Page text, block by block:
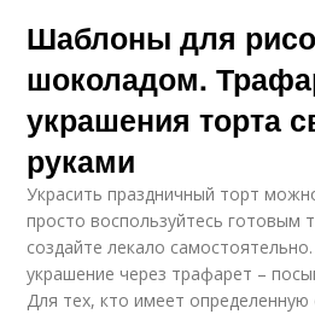
Шаблоны для
шоколадом.
украшения торта
руками
Украсить праздничный торт
просто воспользуйтесь готовым
создайте лекало
украшение через трафарет –
Для тех, кто имеет определенную